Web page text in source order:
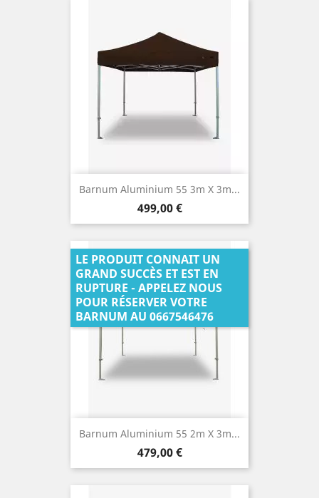
Barnum Aluminium 55 3m X 3m...
Prix
499,00 €
Barnum Aluminium 55 2m X 3m...
Prix
479,00 €
LE PRODUIT CONNAIT UN
GRAND SUCCÈS ET EST EN
RUPTURE - APPELEZ NOUS
POUR RÉSERVER VOTRE
BARNUM AU 0667546476